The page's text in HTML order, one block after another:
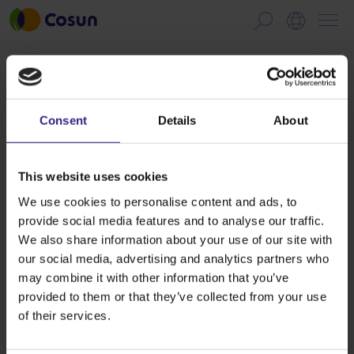
Consent Details About
This website uses cookies
We use cookies to personalise content and ads, to
provide social media features and to analyse our traffic.
We also share information about your use of our site with
our social media, advertising and analytics partners who
may combine it with other information that you’ve
provided to them or that they’ve collected from your use
of their services.
Beschermd: Aanmelden als teler
Zoete Groet 2026
Deze inhoud is beschermd met een wachtwoord. Voer
Wachtwoord: